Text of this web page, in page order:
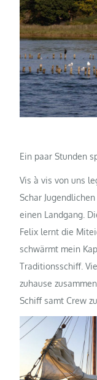
Ein paar Stunden
Vis à vis von uns
Schar
einen Landgang.
Felix lernt die
schwärmt mein
Traditionsschiff.
zuhause
Schiff samt Crew